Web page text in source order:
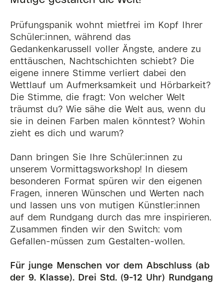
Prüfungspanik wohnt mietfrei im Kopf Ihrer
Schüler:innen, während das
Gedankenkarussell voller Ängste, andere zu
enttäuschen, Nachtschichten schiebt? Die
eigene innere Stimme verliert dabei den
Wettlauf um Aufmerksamkeit und Hörbarkeit?
Die Stimme, die fragt: Von welcher Welt
träumst du? Wie sähe die Welt aus, wenn du
sie in deinen Farben malen könntest? Wohin
zieht es dich und warum?
Dann bringen Sie Ihre Schüler:innen zu
unserem Vormittagsworkshop! In diesem
besonderen Format spüren wir den eigenen
Fragen, inneren Wünschen und Werten nach
und lassen uns von mutigen Künstler:innen
auf dem Rundgang durch das mre inspirieren.
Zusammen finden wir den Switch: vom
Gefallen-müssen zum Gestalten-wollen.
Für junge Menschen vor dem Abschluss (ab
der 9. Klasse). Drei Std. (9-12 Uhr) Rundgang